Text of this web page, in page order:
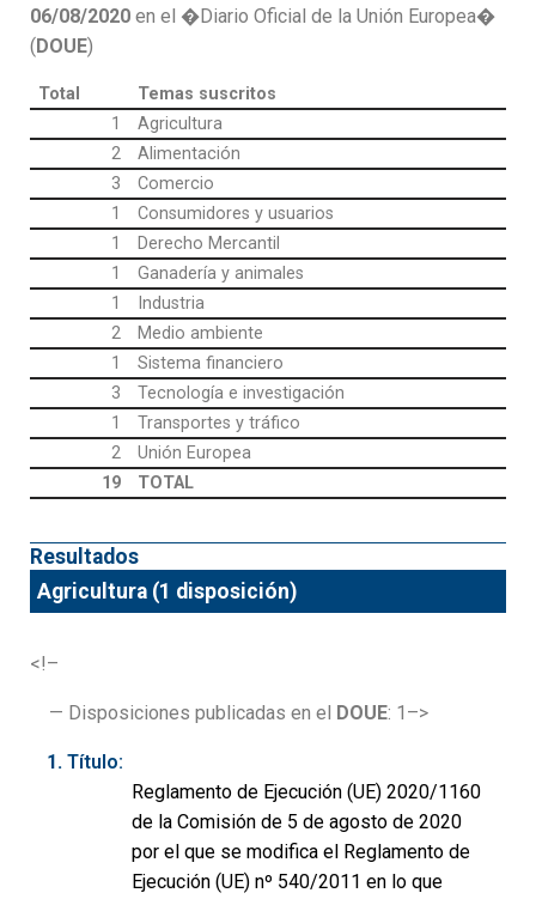
06/08/2020 en el �Diario Oficial de la Unión Europea�
( DOUE)
Total
Temas suscritos
1
Agricultura
2
Alimentación
3
Comercio
1
Consumidores y usuarios
1
Derecho Mercantil
1
Ganadería y animales
1
Industria
2
Medio ambiente
1
Sistema financiero
3
Tecnología e investigación
1
Transportes y tráfico
2
Unión Europea
19
TOTAL
Resultados
Agricultura (1 disposición)
<!–
— Disposiciones publicadas en el DOUE: 1–>
Título:
Reglamento de Ejecución (UE) 2020/1160
de la Comisión de 5 de agosto de 2020
por el que se modifica el Reglamento de
Ejecución (UE) nº 540/2011 en lo que